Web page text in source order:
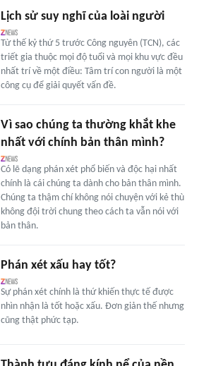
Lịch sử suy nghĩ của loài người
Từ thế kỷ thứ 5 trước Công nguyên (TCN), các
triết gia thuộc mọi độ tuổi và mọi khu vực đều
nhất trí về một điều: Tâm trí con người là một
công cụ để giải quyết vấn đề.
Vì sao chúng ta thường khắt khe
nhất với chính bản thân mình?
Có lẽ dạng phán xét phổ biến và độc hại nhất
chính là cái chúng ta dành cho bản thân mình.
Chúng ta thậm chí không nói chuyện với kẻ thù
không đội trời chung theo cách ta vẫn nói với
bản thân.
Phán xét xấu hay tốt?
Sự phán xét chính là thứ khiến thực tế được
nhìn nhận là tốt hoặc xấu. Đơn giản thế nhưng
cũng thật phức tạp.